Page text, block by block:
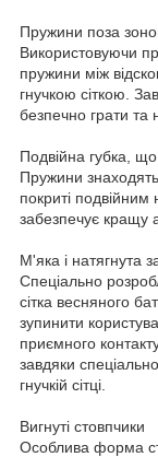
Пружини поза
Використовуючи
пружини між
гнучкою сіткою.
безпечно грати та
Подвійна губка,
Пружини
покриті
забезпечує кращу
М'яка і натягнута
Спеціально
сітка весняного
зупинити
приємного
завдяки
гнучкій сітці.
Вигнуті стовпчики
Особлива форма